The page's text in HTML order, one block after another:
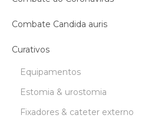
Combate Candida auris
Curativos
Equipamentos
Estomia & urostomia
Fixadores & cateter externo